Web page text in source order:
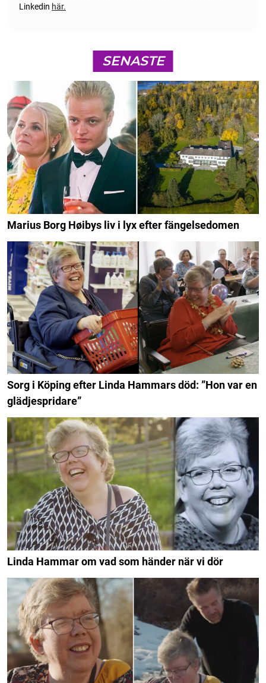
Linkedin här.
SENASTE
Marius Borg Høibys liv i lyx efter fängelsedomen
Sorg i Köping efter Linda Hammars död: ”Hon var en
glädjespridare”
Linda Hammar om vad som händer när vi dör